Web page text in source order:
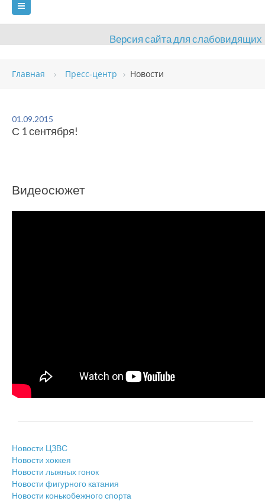
Версия сайта для слабовидящих
ГЛАВНАЯ СВЕДЕНИЯ ОБ УЧРЕЖДЕНИИ
ОБЪЕКТЫ
Главная Пресс-центр Новости
01.09.2015
С 1 сентября!
Видеосюжет
Новости ЦЗВС
Новости хоккея
Новости лыжных гонок
Новости фигурного катания
Новости конькобежного спорта